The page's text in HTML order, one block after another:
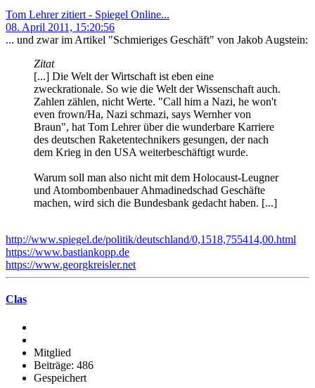
Tom Lehrer zitiert - Spiegel Online...
08. April 2011, 15:20:56
... und zwar im Artikel "Schmieriges Geschäft" von Jakob Augstein:
Zitat
[...] Die Welt der Wirtschaft ist eben eine
zweckrationale. So wie die Welt der Wissenschaft auch.
Zahlen zählen, nicht Werte. "Call him a Nazi, he won't
even frown/Ha, Nazi schmazi, says Wernher von
Braun", hat Tom Lehrer über die wunderbare Karriere
des deutschen Raketentechnikers gesungen, der nach
dem Krieg in den USA weiterbeschäftigt wurde.
Warum soll man also nicht mit dem Holocaust-Leugner
und Atombombenbauer Ahmadinedschad Geschäfte
machen, wird sich die Bundesbank gedacht haben. [...]
http://www.spiegel.de/politik/deutschland/0,1518,755414,00.html
https://www.bastiankopp.de
https://www.georgkreisler.net
Clas
Mitglied
Beiträge: 486
Gespeichert